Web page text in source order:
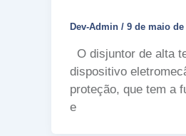
Dev-Admin / 9 de maio de
O disjuntor de alta
dispositivo
proteção, que tem a
e